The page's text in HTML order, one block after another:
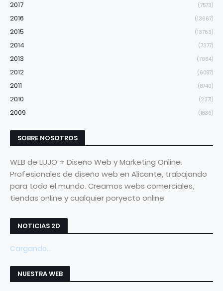
2017 (7573)
2016 (13667)
2015 (13763)
2014 (7377)
2013 (7064)
2012 (6087)
2011 (8740)
2010 (2371)
2009 (1836)
SOBRE NOSOTROS
WEB de LUJO ⭐ Diseño Web y Marketing Online.
Profesionales de diseño web en Alicante, trabajando
para todo el mundo. Creamos webs comerciales,
tiendas online y cualquier poryecto online
NOTICIAS 2D
Cargando...
NUESTRA WEB